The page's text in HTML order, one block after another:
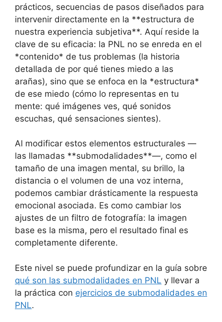
prácticos, secuencias de pasos diseñados para
intervenir directamente en la **estructura de
nuestra experiencia subjetiva**. Aquí reside la
clave de su eficacia: la PNL no se enreda en el
*contenido* de tus problemas (la historia
detallada de por qué tienes miedo a las
arañas), sino que se enfoca en la *estructura*
de ese miedo (cómo lo representas en tu
mente: qué imágenes ves, qué sonidos
escuchas, qué sensaciones sientes).
Al modificar estos elementos estructurales —
las llamadas **submodalidades**—, como el
tamaño de una imagen mental, su brillo, la
distancia o el volumen de una voz interna,
podemos cambiar drásticamente la respuesta
emocional asociada. Es como cambiar los
ajustes de un filtro de fotografía: la imagen
base es la misma, pero el resultado final es
completamente diferente.
Este nivel se puede profundizar en la guía sobre
qué son las submodalidades en PNL y llevar a
la práctica con ejercicios de submodalidades en
PNL.